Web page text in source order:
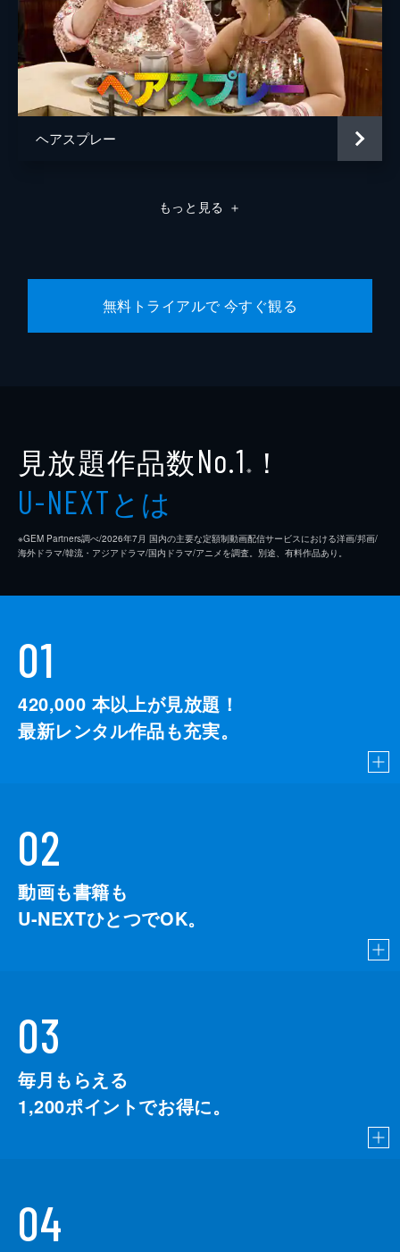
ヘアスプレー
もっと見る ＋
無料トライアルで 今すぐ観る
見放題作品数No.1 ※ ！
U-NEXTとは
※GEM Partners調べ/2026年7⽉ 国内の主要な定額制動画配信サービスにおける洋画/邦画/
海外ドラマ/韓流・アジアドラマ/国内ドラマ/アニメを調査。別途、有料作品あり。
01
420,000 本以上が見放題！
最新レンタル作品も充実。
02
動画も書籍も
U-NEXTひとつでOK。
03
毎月もらえる
1,200ポイントでお得に。
04